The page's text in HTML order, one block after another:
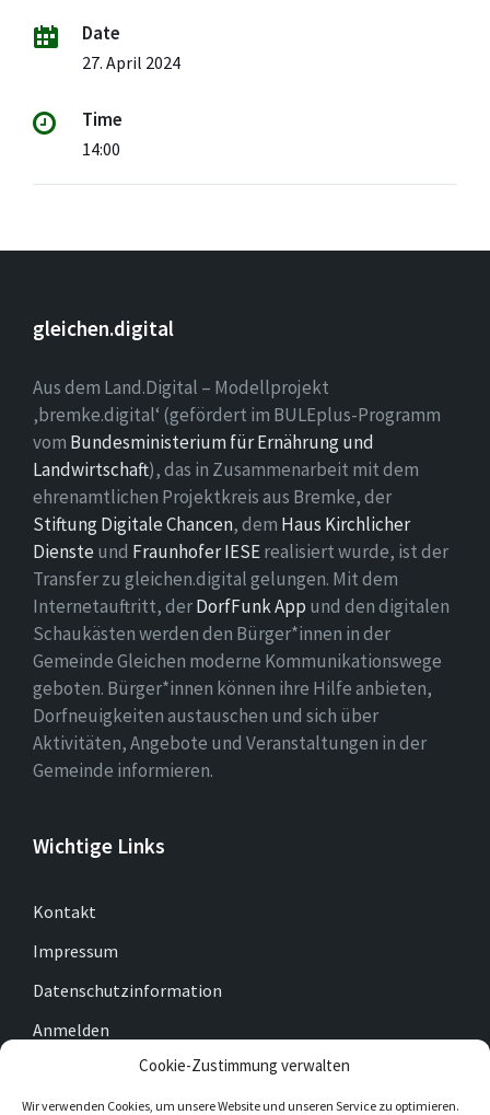
Cookie-Zustimmung verwalten
Wir verwenden Cookies, um unsere Website und unseren Service zu optimieren.
Date
27. April 2024
Time
14:00
gleichen.digital
Aus dem Land.Digital – Modellprojekt
‚bremke.digital‘ (gefördert im BULEplus-Programm
vom Bundesministerium für Ernährung und
Landwirtschaft), das in Zusammenarbeit mit dem
ehrenamtlichen Projektkreis aus Bremke, der
Stiftung Digitale Chancen, dem Haus Kirchlicher
Dienste und Fraunhofer IESErealisiert wurde, ist der
Transfer zu gleichen.digital gelungen. Mit dem
Internetauftritt, derDorfFunk App und den digitalen
Schaukästen werden den Bürger*innen in der
Gemeinde Gleichen moderne Kommunikationswege
geboten. Bürger*innen können ihre Hilfe anbieten,
Dorfneuigkeiten austauschen und sich über
Aktivitäten, Angebote und Veranstaltungen in der
Gemeinde informieren.
Wichtige Links
Kontakt
Impressum
Datenschutzinformation
Anmelden
Cookie-Richtlinie (EU)